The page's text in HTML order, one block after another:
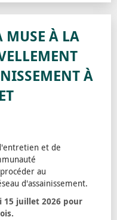
MUSE À LA
À
et de
au
d'assainissement.
15 juillet 2026 pour